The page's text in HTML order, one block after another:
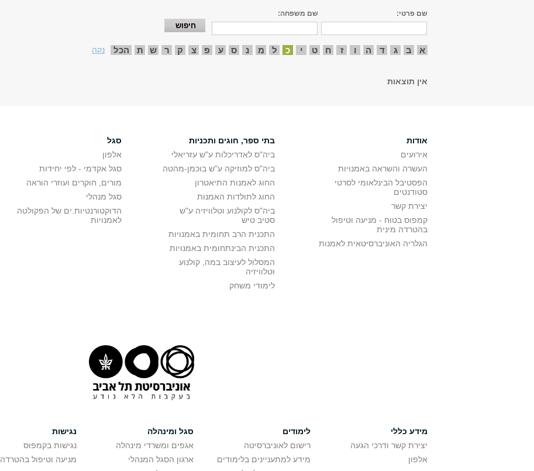
שם פרטי: שם משפחה:
א ב ג ד ה ו ז ח ט י כ ל מ נ ס ע פ צ ק ר ש ת הכל נקה
אין תוצאות
אודות
אירועים
העשרה והשראה באמנויות
הפסטיבל הבינלאומי לסרטי
סטודנטים
יצירת קשר
קמפוס בטוח - מניעה וטיפול
בהטרדה מינית
הגלריה האוניברסיטאית לאמנות
בתי ספר, חוגים ותכניות
ביה"ס לאדריכלות ע"ש עזריאלי
ביה"ס למוזיקה ע"ש בוכמן-מהטה
החוג לאמנות התיאטרון
החוג לתולדות האמנות
ביה"ס לקולנוע וטלוויזיה ע"ש
סטיב טיש
התכנית הרב תחומית באמנויות
התכנית הבינתחומית באמנויות
המסלול לעיצוב במה, קולנוע
וטלוויזיה
לימודי משחק
סגל
אלפון
סגל אקדמי - לפי יחידות
מורים, חוקרים ועוזרי הוראה
סגל מנהלי
הדוקטורנטיות.ים של הפקולטה
לאמנויות
מידע כללי
יצירת קשר ודרכי הגעה
אלפון
לימודים
רישום לאוניברסיטה
מידע למתעניינים בלימודים
סגל ומינהלה
אגפים ומשרדי מינהלה
ארגון הסגל המנהלי
נגישות
נגישות בקמפוס
מניעה וטיפול